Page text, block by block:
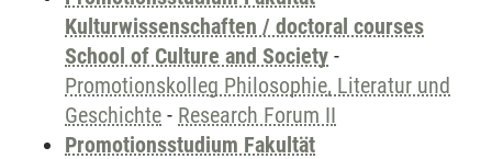
Kulturwissenschaften / doctoral courses
School of Culture and Society -
Promotionskolleg Philosophie, Literatur und
Geschichte - Research Forum II
Promotionsstudium Fakultät